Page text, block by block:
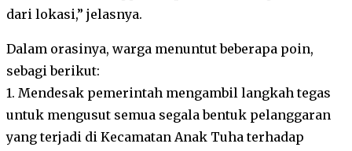
dari lokasi,” jelasnya.
Dalam orasinya, warga menuntut beberapa poin,
sebagi berikut:
1. Mendesak pemerintah mengambil langkah tegas
untuk mengusut semua segala bentuk pelanggaran
yang terjadi di Kecamatan Anak Tuha terhadap